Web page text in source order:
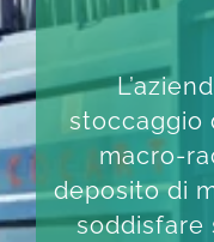
stoccaggio
macro-
deposito di
soddisfare